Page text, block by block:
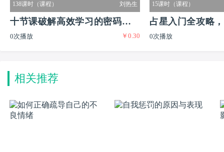
138课时（课程） 刘热生
十节课破解高效学习的密码实现
普通生到尖子生的逆袭
0次播放 ￥0.30
15课时（课程）
占星入门全攻略
又有闲的迷人职业
0次播放
相关推荐